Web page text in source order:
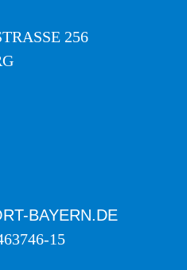
256
BAYERN.DE
15